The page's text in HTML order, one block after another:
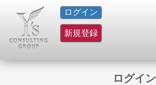
ログイン
新規登録
HOME
サービス紹介
ログイン